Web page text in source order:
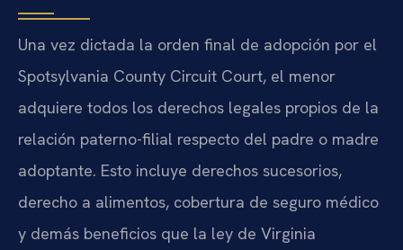
Una vez dictada la orden final de adopción por el
Spotsylvania County Circuit Court, el menor
adquiere todos los derechos legales propios de la
relación paterno-filial respecto del padre o madre
adoptante. Esto incluye derechos sucesorios,
derecho a alimentos, cobertura de seguro médico
y demás beneficios que la ley de Virginia